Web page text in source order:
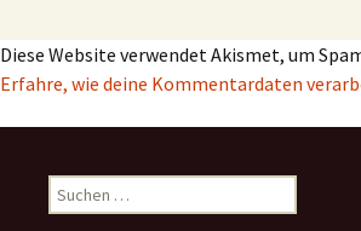
Diese Website verwendet Akismet, um
Erfahre, wie deine Kommentardaten
Suchen
nach: